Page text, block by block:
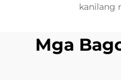
kanilang
Mga